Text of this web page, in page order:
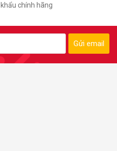
chính hãng
Gửi email